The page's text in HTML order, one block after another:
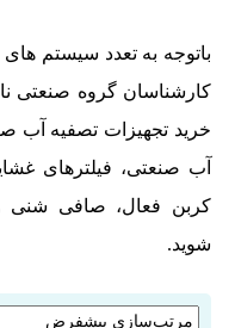
باتوجه به تعدد سیستم
کارشناسان گروه صنعتی
خرید تجهیزات تصفیه آب
آب صنعتی، فیلترهای
کربن فعال، صافی شنی
شوید.